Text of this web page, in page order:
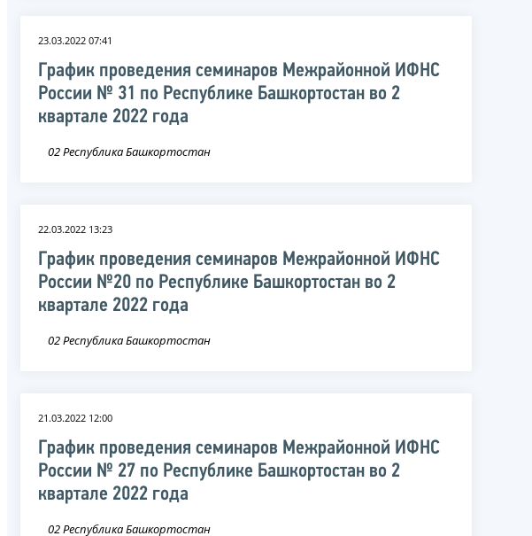
23.03.2022 07:41
График проведения семинаров Межрайонной ИФНС
России № 31 по Республике Башкортостан во 2
квартале 2022 года
02 Республика Башкортостан
22.03.2022 13:23
График проведения семинаров Межрайонной ИФНС
России №20 по Республике Башкортостан во 2
квартале 2022 года
02 Республика Башкортостан
21.03.2022 12:00
График проведения семинаров Межрайонной ИФНС
России № 27 по Республике Башкортостан во 2
квартале 2022 года
02 Республика Башкортостан